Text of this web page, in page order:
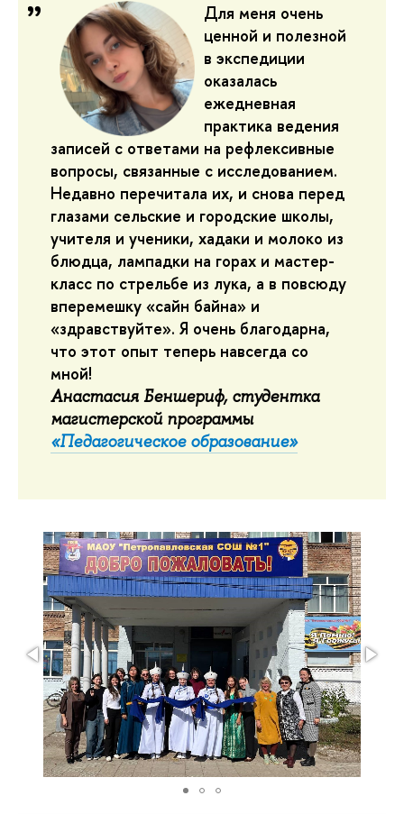
Для меня очень
ценной и полезной
в экспедиции
оказалась
ежедневная
практика ведения
записей с ответами на рефлексивные
вопросы, связанные с исследованием.
Недавно перечитала их, и снова перед
глазами сельские и городские школы,
учителя и ученики, хадаки и молоко из
блюдца, лампадки на горах и мастер-
класс по стрельбе из лука, а в повсюду
вперемешку «сайн байна» и
«здравствуйте». Я очень благодарна,
что этот опыт теперь навсегда со
мной!
Анастасия Беншериф, студентка
магистерской программы
«Педагогическое образование»